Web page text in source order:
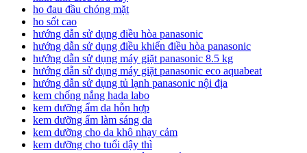
ho đau đầu chóng mặt
ho sốt cao
hướng dẫn sử dụng điều hòa panasonic
hướng dẫn sử dụng điều khiển điều hòa panasonic
hướng dẫn sử dụng máy giặt panasonic 8.5 kg
hướng dẫn sử dụng máy giặt panasonic eco aquabeat
hướng dẫn sử dụng tủ lạnh panasonic nội địa
kem chống nắng hada labo
kem dưỡng ẩm da hỗn hợp
kem dưỡng ẩm làm sáng da
kem dưỡng cho da khô nhạy cảm
kem dưỡng cho tuổi dậy thì